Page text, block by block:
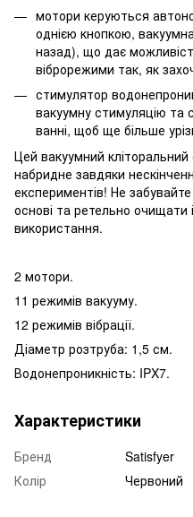
мотори керуються
однією кнопкою,
назад), що дає
віброрежими так, як
стимулятор
вакуумну стимуляцію
ванні, щоб ще більше
Цей вакуумний
набридне завдяки
експериментів! Не
основі та ретельно очищати
використання.
2 мотори.
11 режимів вакууму.
12 режимів вібрації.
Діаметр розтруба: 1,5 см.
Водонепроникність: IPX7.
Характеристики
Бренд
Satisfyer
Колір
Червоний